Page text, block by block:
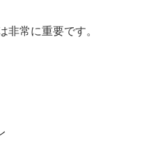
常に重要です。